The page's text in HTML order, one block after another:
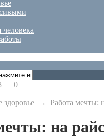
0
здоровье → Работа мечты:
на